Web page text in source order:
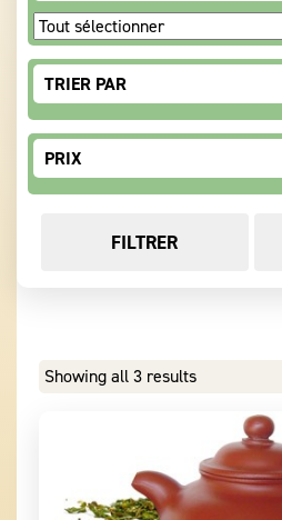
TRIER PAR
Sort Products
PRIX
FILTRER
Showing all 3 results